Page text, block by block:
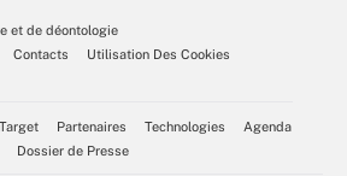
et de déontologie
Contacts
Utilisation Des Cookies
Partenaires Technologies
Agenda
Dossier de Presse